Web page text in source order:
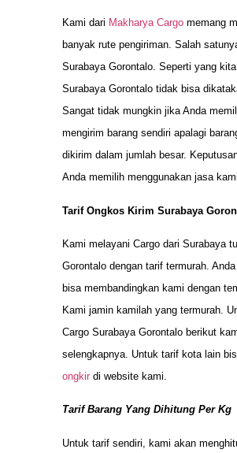
Kami dari Makharya Cargo memang
banyak rute pengiriman. Salah
Surabaya Gorontalo. Seperti yang
Surabaya Gorontalo tidak bisa
Sangat tidak mungkin jika Anda
mengirim barang sendiri apalagi
dikirim dalam jumlah besar.
Anda memilih menggunakan jasa
Tarif Ongkos Kirim Surabaya
Kami melayani Cargo dari Surabaya
Gorontalo dengan tarif termurah.
bisa membandingkan kami dengan
Kami jamin kamilah yang termurah.
Cargo Surabaya Gorontalo berikut
selengkapnya. Untuk tarif kota lain
ongkir di website kami.
Tarif Barang Yang Dihitung Per Kg
Untuk tarif sendiri, kami akan